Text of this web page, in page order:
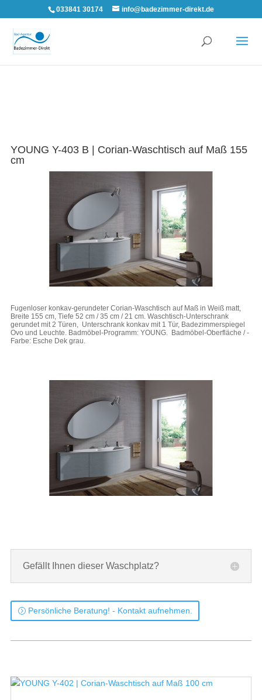
033841 30174 info@badezimmer-direkt.de
YOUNG Y-403 B | Corian-Waschtisch auf Maß 155
cm
Fugenloser konkav-gerundeter Corian-Waschtisch auf Maß in Weiß matt,
Breite 155 cm, Tiefe 52 cm / 35 cm / 21 cm. Waschtisch-Unterschrank
gerundet mit 2 Türen, Unterschrank konkav mit 1 Tür, Badezimmerspiegel
Ovo und Leuchte. Badmöbel-Programm: YOUNG. Badmöbel-Oberfläche / -
Farbe: Esche Dek grau.
Gefällt Ihnen dieser Waschplatz?
Persönliche Beratung! - Kontakt aufnehmen.